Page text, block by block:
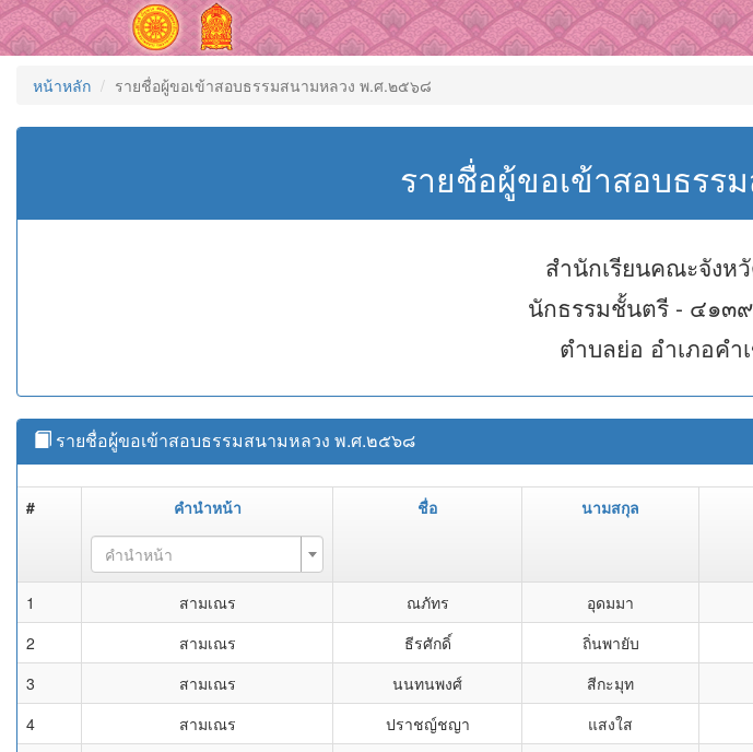
หน้าหลัก รายชื่อผู้ขอเข้าสอบธรรมสนามหลวง พ.ศ.๒๕๖๘
รายชื่อผู้ขอเข้าสอบธร
สำนักเรียนคณะจังห
นักธรรมชั้นตรี - ๔๑๓
ตำบลย่อ อำเภอคำ
รายชื่อผู้ขอเข้าสอบธรรมสนามหลวง พ.ศ.๒๕๖๘
# คำนำหน้า ชื่อ นามสกุล
คำนำหน้า
1 สามเณร ณภัทร อุดมมา
2
สามเณร ธีรศักดิ์ ถิ่นพายับ
3
สามเณร นนทนพงศ์ สีกะมุท
4
สามเณร ปราชญ์ชญา แสงใส